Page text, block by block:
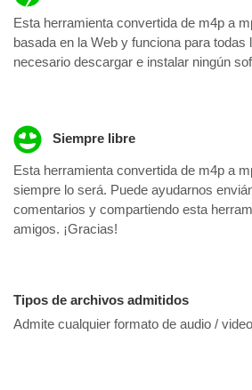
Esta herramienta convertida de m4p a
basada en la Web y funciona para
necesario descargar e instalar ningún
Siempre libre
Esta herramienta convertida de m4p a
siempre lo será. Puede ayudarnos
comentarios y compartiendo esta
amigos. ¡Gracias!
Tipos de archivos admitidos
Admite cualquier formato de audio /